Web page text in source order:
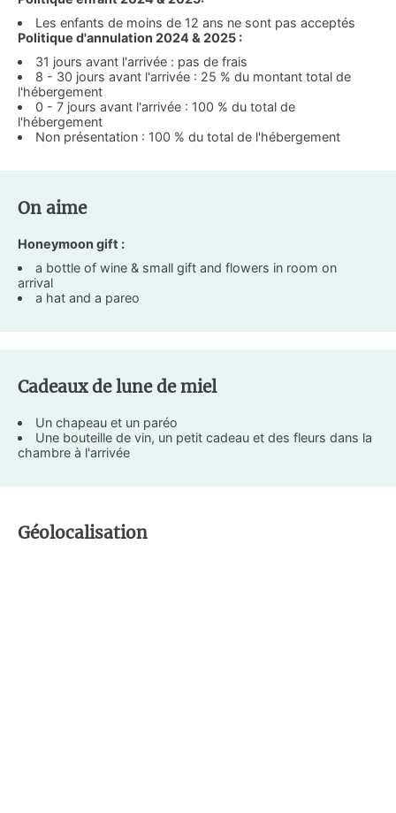
Les enfants de moins de 12 ans ne sont pas acceptés
Politique d'annulation 2024 & 2025 :
31 jours avant l'arrivée : pas de frais
8 - 30 jours avant l'arrivée : 25 % du montant total de
l'hébergement
0 - 7 jours avant l'arrivée : 100 % du total de
l'hébergement
Non présentation : 100 % du total de l'hébergement
On aime
Honeymoon gift :
a bottle of wine & small gift and flowers in room on
arrival
a hat and a pareo
Cadeaux de lune de miel
Un chapeau et un paréo
Une bouteille de vin, un petit cadeau et des fleurs dans la
chambre à l'arrivée
Géolocalisation